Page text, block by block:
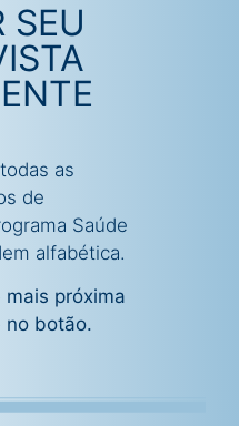
SEU
as
de
Saúde
alfabética.
próxima
no botão.